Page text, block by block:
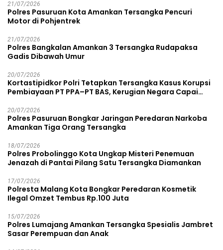
21/07/2026
Polres Pasuruan Kota Amankan Tersangka Pencuri
Motor di Pohjentrek
21/07/2026
Polres Bangkalan Amankan 3 Tersangka Rudapaksa
Gadis Dibawah Umur
20/07/2026
Kortastipidkor Polri Tetapkan Tersangka Kasus Korupsi
Pembiayaan PT PPA–PT BAS, Kerugian Negara Capai
20/07/2026
Polres Pasuruan Bongkar Jaringan Peredaran Narkoba
Amankan Tiga Orang Tersangka
18/07/2026
Polres Probolinggo Kota Ungkap Misteri Penemuan
Jenazah di Pantai Pilang Satu Tersangka Diamankan
17/07/2026
Polresta Malang Kota Bongkar Peredaran Kosmetik
Ilegal Omzet Tembus Rp.100 Juta
15/07/2026
Polres Lumajang Amankan Tersangka Spesialis Jambret
Sasar Perempuan dan Anak